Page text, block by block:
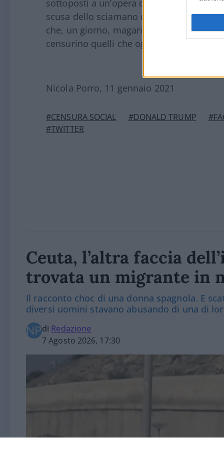
sottoposti a un’opera di sistematica
scusa dello sciamano che corre dentro al
che, un giorno, magari quando si
censurino quelli che oggi fanno i censori?
Nicola Porro, 11 gennaio 2021
#CENSURA SOCIAL #DONALD TRUMP
#TWITTER
Ceuta, l’altra faccia
trovata un migrante in
Il racconto choc di una donna spagnola. E
diversi uomini stavano abusando di una di
di Redazione
7 Agosto 2026, 17:30